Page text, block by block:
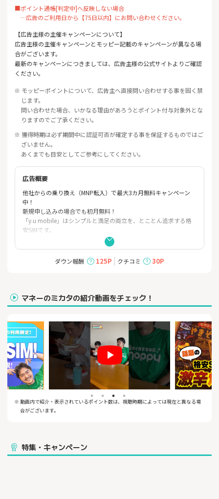
■ポイント通帳[判定中]へ反映しない場合
…広告のご利用日から【75日以内】にお問い合わせください。
【広告主様の主催キャンペーンについて】
広告主様の主催キャンペーンとモッピー記載のキャンペーンが異なる場
合がございます。
最新のキャンペーンにつきましては、広告主様の公式サイトよりご確認
ください。
※ モッピーポイントについて、広告主へ直接問い合わせする事を固く禁
じます。
問い合わせた場合、いかなる理由があろうとポイント付与対象外とな
りますのでご了承ください。
※ 獲得時期は必ず期間中に認証可否が確定する事を保証するものではご
ざいません。
あくまでも目安としてご参考にしてください。
広告概要
他社からの乗り換え（MNP転入）で最大3カ月無料キャンペーン
中！
新規申し込みの場合でも初月無料！
「y.u mobile」はシンプルと満足の両立を、とことん追求する格
安SIMです。
■プランは使い方に応じて選べる3タイプ。
U-NEXTの月額プラン料金が込みの「シングルU-NEXT」10GB：2,
低料金なのに中身は充実の「シングル」5GB：1,070円/月
【ギガの永久繰り越し】
y.u mobileなら毎月のギガにも、データチャージしたギガにも、
有効期限なし。
未使用分は残容量100GBまでなら、ずっと繰り越すことができる
ので、ギガもお金もムダになることはありません。
（上限を超えた分は、古いギガから消失します）
【お客さま負担0円のスマホ修理費用保険】
y.umobileの音声通話SIMをご利用のすべての方についてくる保険
サービスです。追加負担はありません。
例えば、ディスプレイの破損、水没、故障、全損など年間30,000
ダウン報酬 125P クチコミ 30P
マネーのミカタの紹介動画をチェック！
※ 動画内で紹介・表示されているポイント数は、視聴時期によっては現在と異なる場
合がございます。
特集・キャンペーン